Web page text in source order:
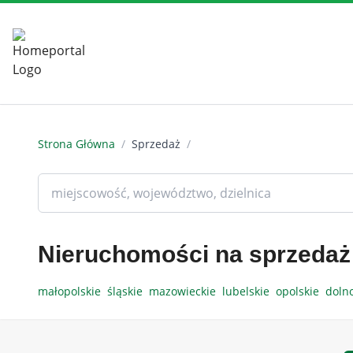
Strona Główna / Sprzedaż /
Nieruchomości na sprzedaż
małopolskie śląskie mazowieckie lubelskie opolskie